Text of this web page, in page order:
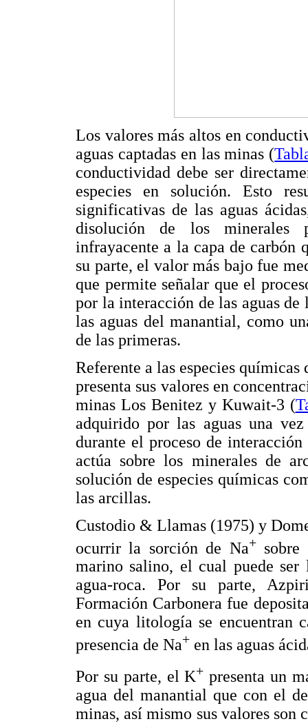
Los valores más altos en
aguas captadas en las minas (
conductividad debe ser
especies en solución. Esto
significativas de las aguas
disolución de los minerales
infrayacente a la capa de carbón
su parte, el valor más bajo fue
que permite señalar que el
por la interacción de las aguas de
las aguas del manantial, como
de las primeras.
Referente a las especies químicas
presenta sus valores en
minas Los Benitez y Kuwait-3 (
adquirido por las aguas una
durante el proceso de
actúa sobre los minerales de
solución de especies químicas
las arcillas.
Custodio & Llamas (1975) y
ocurrir la sorción de Na+sobre
marino salino, el cual puede ser
agua-roca. Por su parte,
Formación Carbonera fue
en cuya litología se encuentran
presencia de Na+ en las aguas
Por su parte, el K+ presenta un
agua del manantial que con el
minas, así mismo sus valores son